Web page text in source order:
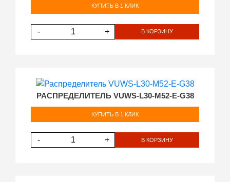
КУПИТЬ В 1 КЛИК
- + В КОРЗИНУ
РАСПРЕДЕЛИТЕЛЬ VUWS-L30-M52-E-G38
КУПИТЬ В 1 КЛИК
- + В КОРЗИНУ